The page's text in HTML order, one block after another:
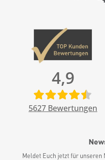
4,9
5627 Bewertungen
Meldet Euch jetzt für